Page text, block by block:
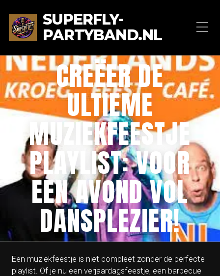
SUPERFLY-
PARTYBAND.NL
CREËER DE
ULTIEME
MUZIEKFEESTJE
PLAYLIST: VOOR
EEN AVOND VOL
DANSPLEZIER!
Een muziekfeestje is niet compleet zonder de perfecte
playlist. Of je nu een verjaardagsfeestje, een barbecue